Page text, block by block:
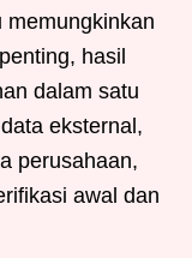
memungkinkan
hasil
dalam satu
eksternal,
perusahaan,
awal dan